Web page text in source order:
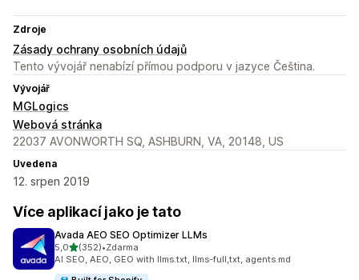
Zdroje
Zásady ochrany osobních údajů
Tento vývojář nenabízí přímou podporu v jazyce Čeština.
Vývojář
MGLogics
Webová stránka
22037 AVONWORTH SQ, ASHBURN, VA, 20148, US
Uvedena
12. srpen 2019
Více aplikací jako je tato
Avada AEO SEO Optimizer LLMs
5,0z 5 hvězd
(352)
Celkový počet recenzí: 352
•Zdarma
AI SEO, AEO, GEO with llms.txt, llms-full,txt, agents.md